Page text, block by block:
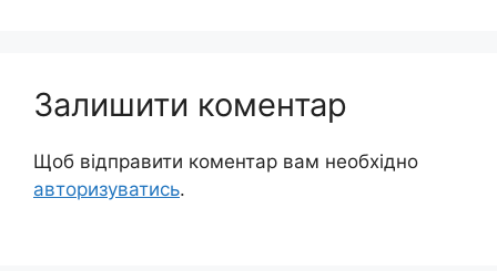
Залишити коментар
Щоб відправити коментар вам необхідно
авторизуватись.